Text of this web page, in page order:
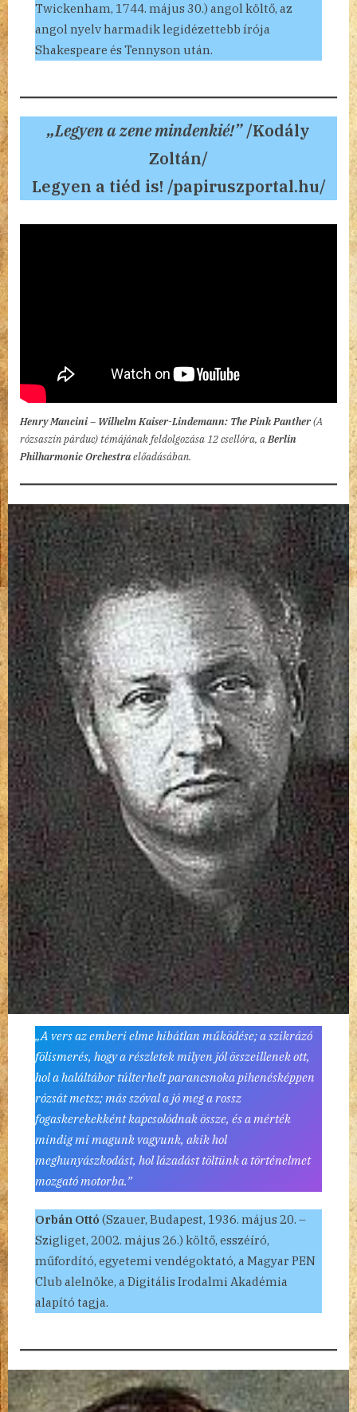
Twickenham, 1744. május 30.) angol költő, az
angol nyelv harmadik legidézettebb írója
Shakespeare és Tennyson után.
„Legyen a zene mindenkié!”/Kodály
Zoltán/
Legyen a tiéd is! /papiruszportal.hu/
Henry Mancini – Wilhelm Kaiser-Lindemann: The Pink Panther(A
rózsaszín párduc) témájának feldolgozása 12 csellóra, aBerlin
Philharmonic Orchestraelőadásában.
„A vers az emberi elme hibátlan működése; a szikrázó
fölismerés, hogy a részletek milyen jól összeillenek ott,
hol a haláltábor túlterhelt parancsnoka pihenésképpen
rózsát metsz; más szóval a jó meg a rossz
fogaskerekekként kapcsolódnak össze, és a mérték
mindig mi magunk vagyunk, akik hol
meghunyászkodást, hol lázadást töltünk a történelmet
mozgató motorba.”
Orbán Ottó (Szauer, Budapest, 1936. május 20. –
Szigliget, 2002. május 26.) költő, esszéíró,
műfordító, egyetemi vendégoktató, a Magyar PEN
Club alelnöke, a Digitális Irodalmi Akadémia
alapító tagja.